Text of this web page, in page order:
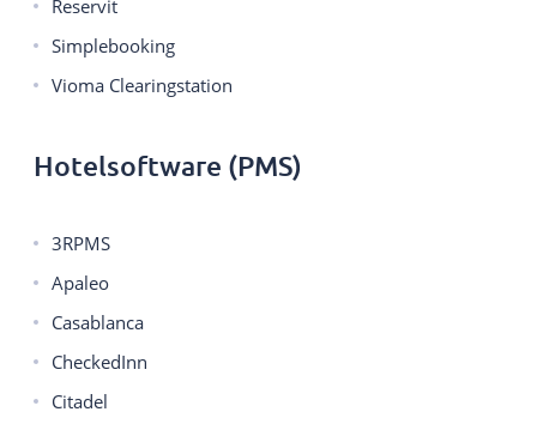
Reservit
Simplebooking
Vioma Clearingstation
Hotelsoftware (PMS)
3RPMS
Apaleo
Casablanca
CheckedInn
Citadel